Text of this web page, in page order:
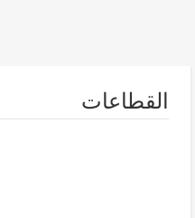
القطاعات